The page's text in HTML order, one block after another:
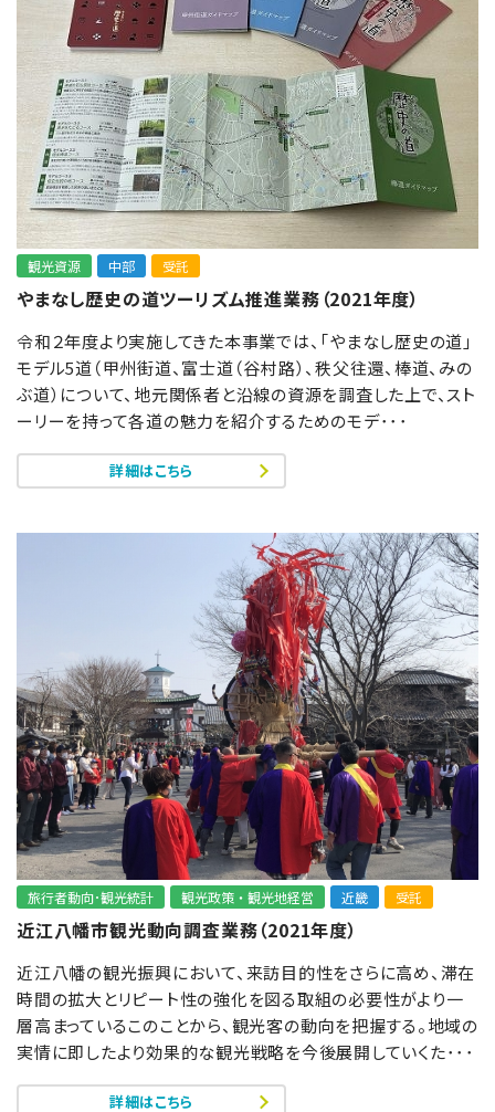
観光資源 中部 受託
やまなし歴史の道ツーリズム推進業務（2021年度）
令和２年度より実施してきた本事業では、「やまなし歴史の道」
モデル5道（甲州街道、富士道（谷村路）、秩父往還、棒道、みの
ぶ道）について、地元関係者と沿線の資源を調査した上で、スト
ーリーを持って各道の魅力を紹介するためのモデ･･･
詳細はこちら
旅行者動向･観光統計 観光政策・観光地経営 近畿 受託
近江八幡市観光動向調査業務（2021年度）
近江八幡の観光振興において、来訪目的性をさらに高め、滞在
時間の拡大とリピート性の強化を図る取組の必要性がより一
層高まっているこのことから、観光客の動向を把握する。地域の
実情に即したより効果的な観光戦略を今後展開していくた･･･
詳細はこちら